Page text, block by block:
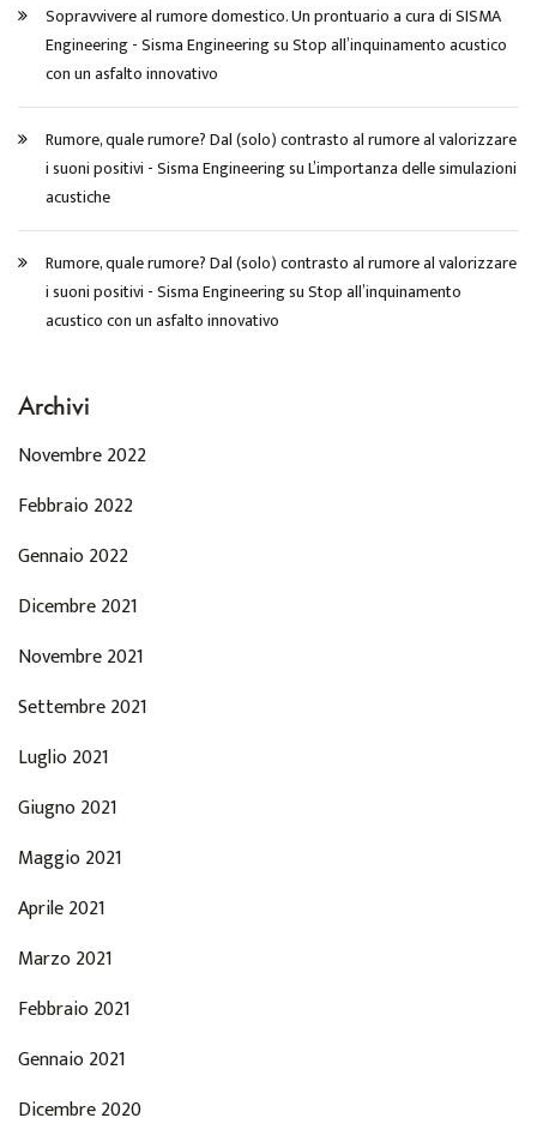
Sopravvivere al rumore domestico. Un prontuario a cura di SISMA
Engineering - Sisma EngineeringsuStop all’inquinamento acustico
con un asfalto innovativo
Rumore, quale rumore? Dal (solo) contrasto al rumore al valorizzare
i suoni positivi - Sisma EngineeringsuL’importanza delle simulazioni
acustiche
Rumore, quale rumore? Dal (solo) contrasto al rumore al valorizzare
i suoni positivi - Sisma EngineeringsuStop all’inquinamento
acustico con un asfalto innovativo
Archivi
Novembre 2022
Febbraio 2022
Gennaio 2022
Dicembre 2021
Novembre 2021
Settembre 2021
Luglio 2021
Giugno 2021
Maggio 2021
Aprile 2021
Marzo 2021
Febbraio 2021
Gennaio 2021
Dicembre 2020